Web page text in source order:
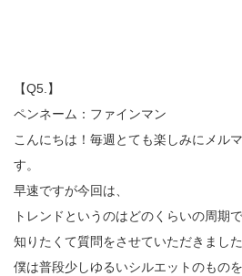
【Q5.】
ペンネーム：ファインマン
こんにちは！毎週とても楽しみにメル
す。
早速ですが今回は、
トレンドというのはどのくらいの周期
知りたくて質問をさせていただきました
僕は普段少しゆるいシルエットのもの